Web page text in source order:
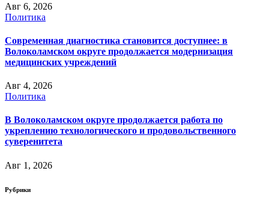
Авг 6, 2026
Политика
Современная диагностика становится доступнее: в
Волоколамском округе продолжается модернизация
медицинских учреждений
Авг 4, 2026
Политика
В Волоколамском округе продолжается работа по
укреплению технологического и продовольственного
суверенитета
Авг 1, 2026
Рубрики